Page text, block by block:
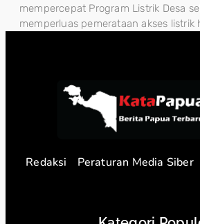
mempercepat Program Listrik Desa
memperluas pemerataan akses listrik
Redaksi Peraturan Media Siber